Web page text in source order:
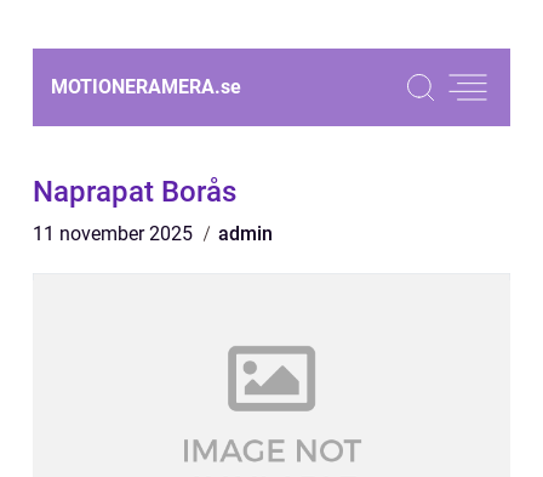
MOTIONERAMERA.se
Naprapat Borås
11 november 2025 admin